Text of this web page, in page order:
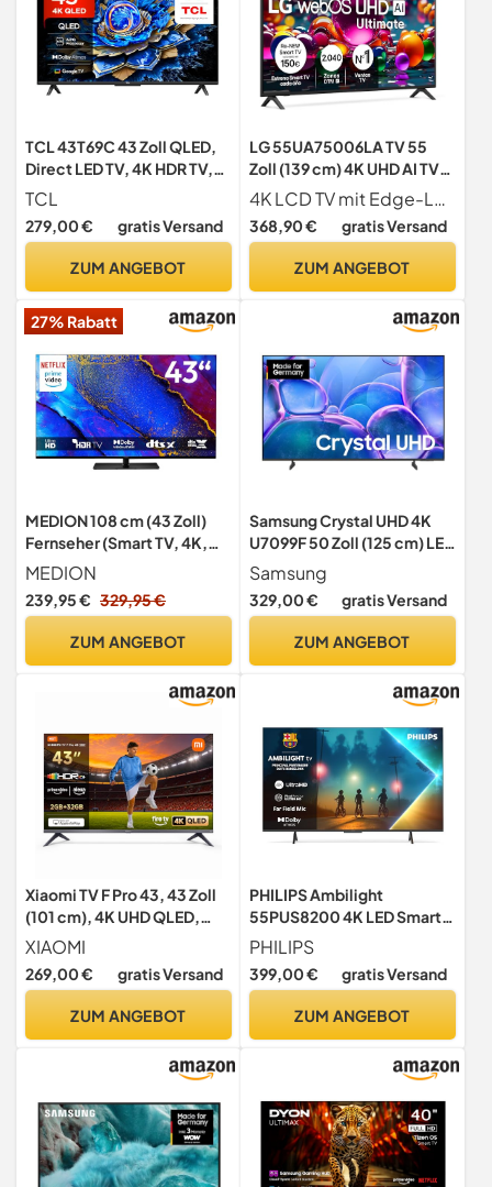
TCL 43T69C 43 Zoll QLED,
Direct LED TV, 4K HDR TV,
Smart Google TV (Dolby
Vision & Atmos, Game
Master, Motion Clarity,
Assistant & Alexa)
TCL
279,00 € gratis Versand
ZUM ANGEBOT
LG 55UA75006LA TV 55
Zoll (139 cm) 4K UHD AI TV
(α7 Gen8 4K AI Prozessor,
webOS 25, 60Hz)
[Modelljahr 2025]
4K LCD TV mit Edge-LEDs
368,90 € gratis Versand
ZUM ANGEBOT
27% Rabatt
MEDION 108 cm (43 Zoll)
Fernseher (Smart TV, 4K,
Dolby Vision HDR, Prime
Video, Disney+, Dolby
Atmos, DTS X, kompatibel
Bluetooth, MD 843400)
MEDION
239,95 € 329,95 €
ZUM ANGEBOT
Samsung Crystal UHD 4K
U7099F 50 Zoll (125 cm) LED
Fernseher, Prozessor,
MetalStream Design,
SmartThings, Knox
Upscaling, Kostenlose
Samsung
329,00 € gratis Versand
ZUM ANGEBOT
Xiaomi TV F Pro 43, 43 Zoll
(101 cm), 4K UHD QLED,
Smart TV, Fire OS8, Triple
Tuner DVB-
C/S/S2/T/T2,HDR10+,
mit Alexa, 2GB+32GB,
XIAOMI
269,00 € gratis Versand
ZUM ANGEBOT
PHILIPS Ambilight
55PUS8200 4K LED Smart
TV - 55 Zoll Display mit Pixel
Precise Ultra HD, Titan OS,
Dolby Vision und Dolby
PHILIPS
399,00 € gratis Versand
ZUM ANGEBOT